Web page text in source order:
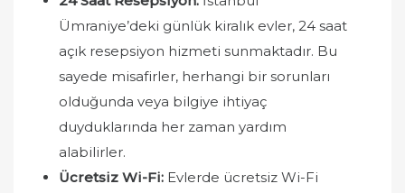
Ümraniye’deki günlük kiralık evler, 24 saat
açık resepsiyon hizmeti sunmaktadır. Bu
sayede misafirler, herhangi bir sorunları
olduğunda veya bilgiye ihtiyaç
duyduklarında her zaman yardım
alabilirler.
Ücretsiz Wi-Fi: Evlerde ücretsiz Wi-Fi